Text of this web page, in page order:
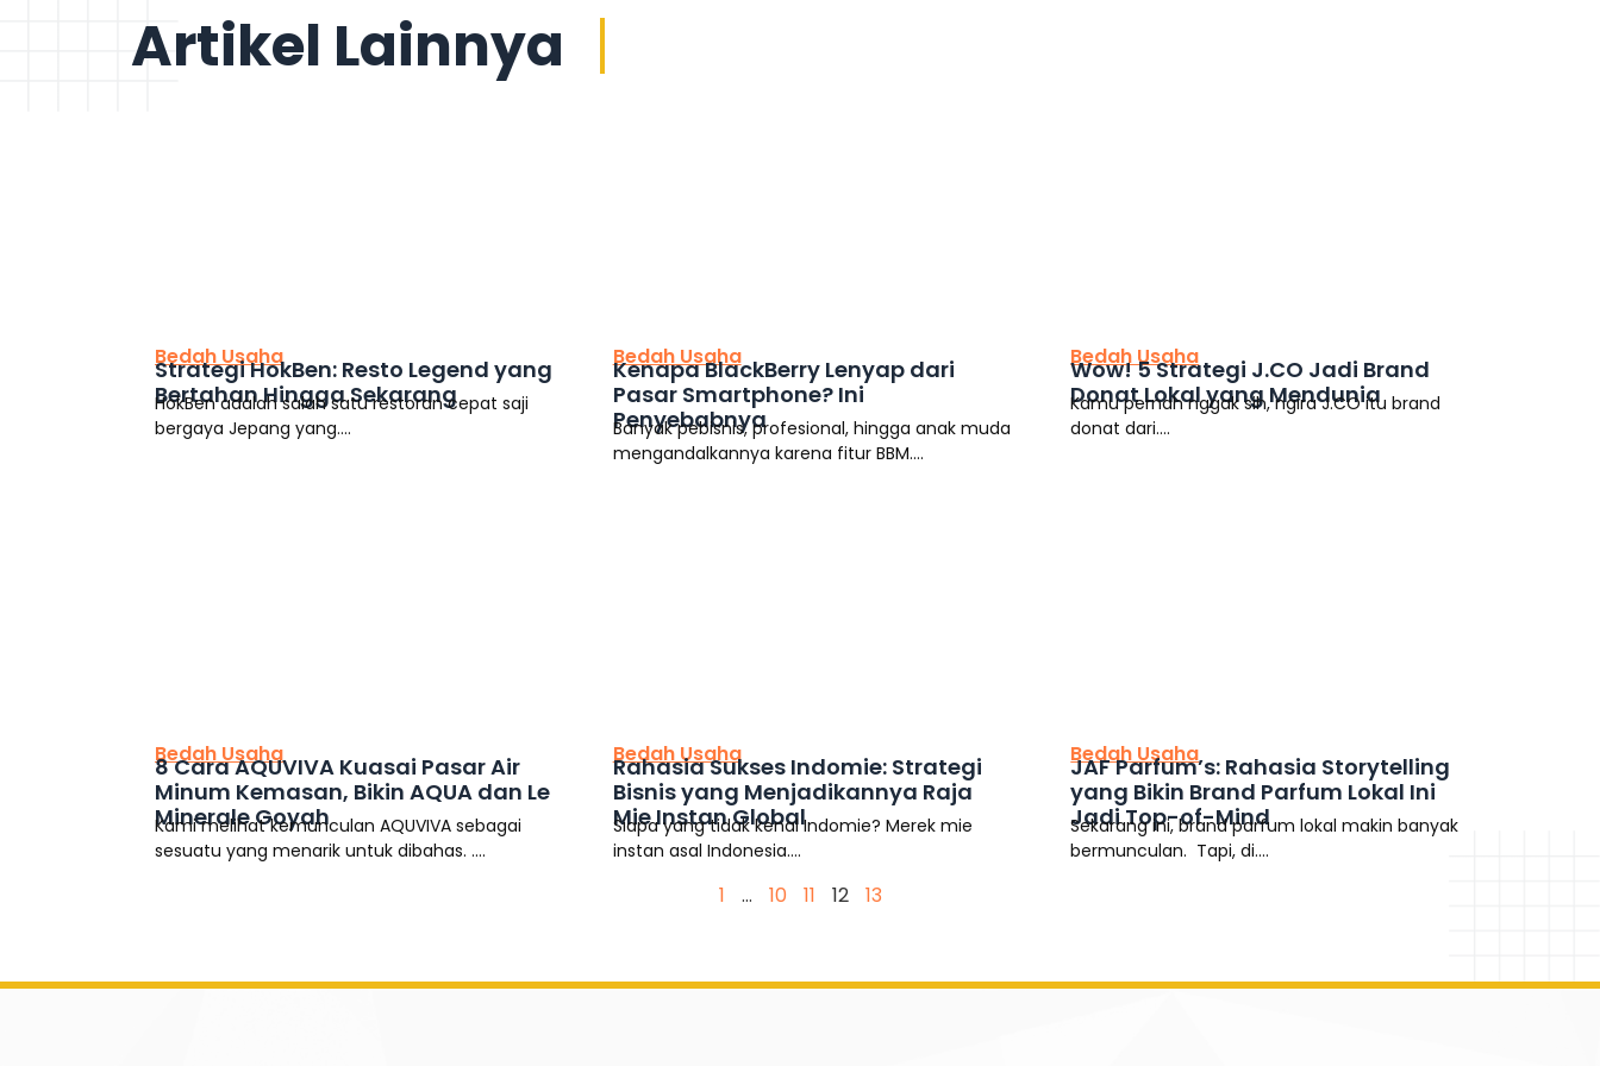
Artikel Lainnya
Bedah Usaha
Strategi HokBen: Resto Legend yang
Bertahan Hingga Sekarang
HokBen adalah salah satu restoran cepat saji
bergaya Jepang yang....
Bedah Usaha
Kenapa BlackBerry Lenyap dari
Pasar Smartphone? Ini
Penyebabnya
Banyak pebisnis, profesional, hingga anak muda
mengandalkannya karena fitur BBM....
Bedah Usaha
Wow! 5 Strategi J.CO Jadi Brand
Donat Lokal yang Mendunia
Kamu pernah nggak sih, ngira J.CO itu brand
donat dari....
Bedah Usaha
8 Cara AQUVIVA Kuasai Pasar Air
Minum Kemasan, Bikin AQUA dan Le
Minerale Goyah
Kami melihat kemunculan AQUVIVA sebagai
sesuatu yang menarik untuk dibahas. ....
Bedah Usaha
Rahasia Sukses Indomie: Strategi
Bisnis yang Menjadikannya Raja
Mie Instan Global
Siapa yang tidak kenal Indomie? Merek mie
instan asal Indonesia....
Bedah Usaha
JAF Parfum’s: Rahasia Storytelling
yang Bikin Brand Parfum Lokal Ini
Jadi Top-of-Mind
Sekarang ini, brand parfum lokal makin banyak
bermunculan. Tapi, di....
1 … 10 11 12 13